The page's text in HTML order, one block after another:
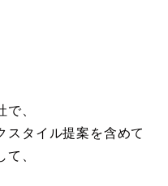
、
スタイル提案を含めて
て、